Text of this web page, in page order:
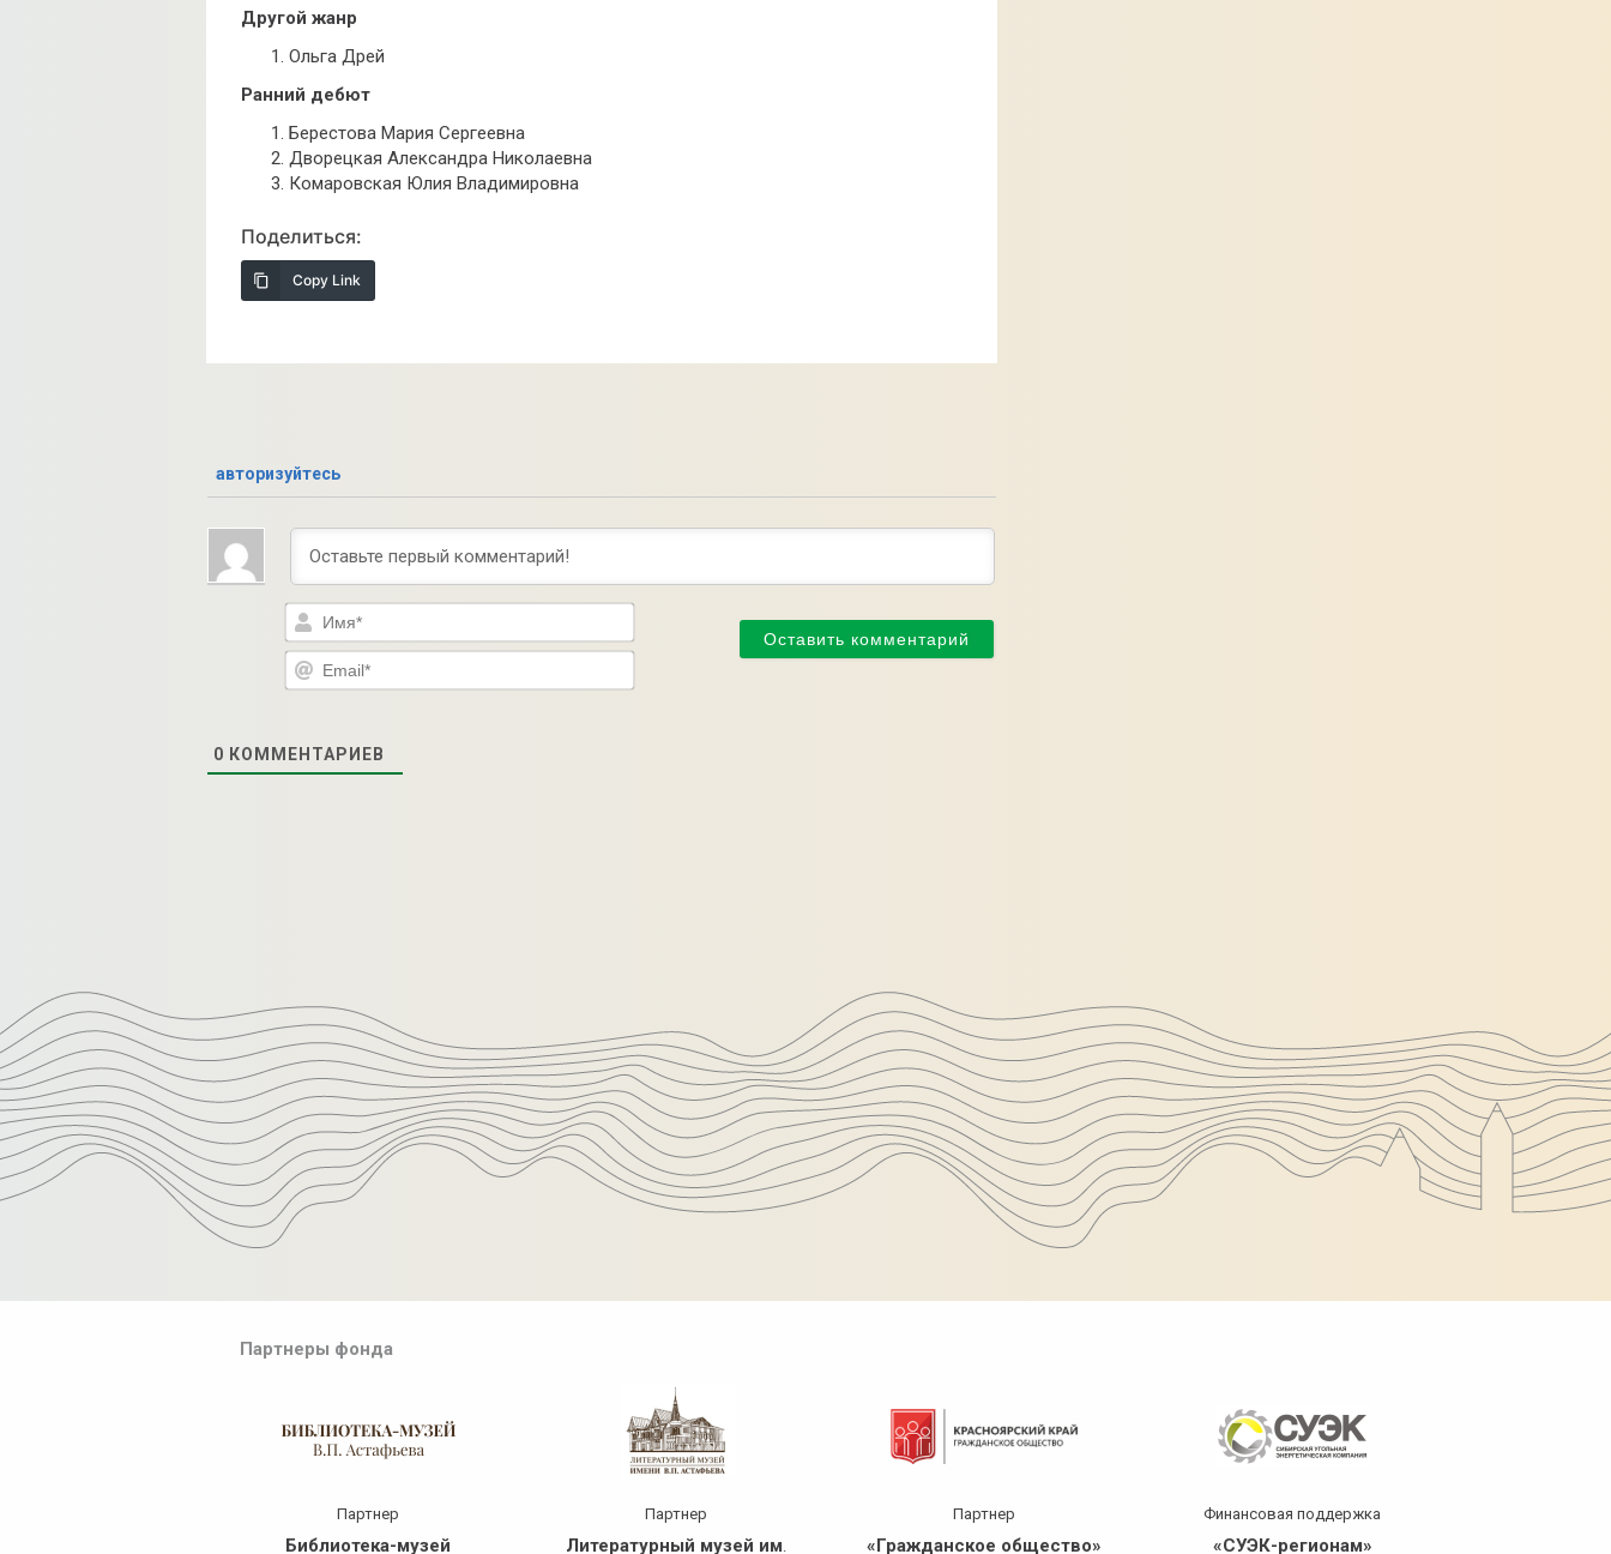
Другой жанр
Ольга Дрей
Ранний дебют
Берестова Мария Сергеевна
Дворецкая Александра Николаевна
Комаровская Юлия Владимировна
Поделиться:
Copy Link
авторизуйтесь
Имя*
Email*
0 КОММЕНТАРИЕВ
Партнеры фонда
Партнер
Библиотека-музей
Партнер
Литературный музей им
Партнер
«Гражданское общество»
Финансовая​ поддержка
«СУЭК-регионам»